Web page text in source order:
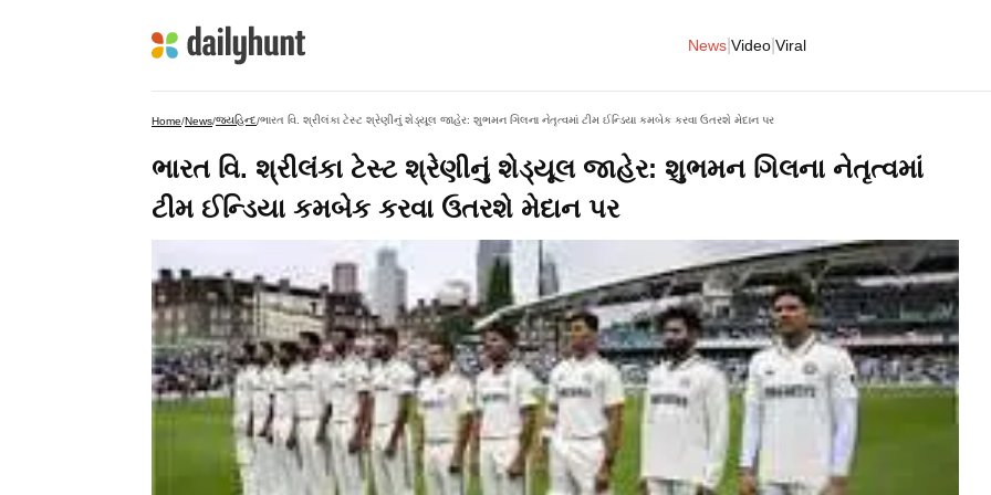
News Video Viral
Home/News/જયહિન્દ/ભારત વિ. શ્રીલંકા ટેસ્ટ શ્રેણીનું શેડ્યૂલ જાહેર: શુભમન ગિલના નેતૃત્વમાં ટીમ ઈન્ડિયા કમબેક કરવા ઉતરશે મેદાન પર
ભારત વિ. શ્રીલંકા ટેસ્ટ શ્રેણીનું શેડ્યૂલ જાહેર: શુભમન ગિલના નેતૃત્વમાં
ટીમ ઈન્ડિયા કમબેક કરવા ઉતરશે મેદાન પર